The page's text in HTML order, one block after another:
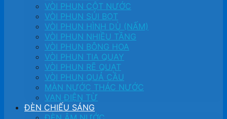
VÒI PHUN CỘT NƯỚC
VÒI PHUN SỦI BỌT
VÒI PHUN HÌNH DÙ (NẤM)
VÒI PHUN NHIỀU TẦNG
VÒI PHUN BÔNG HOA
VÒI PHUN TIA QUAY
VÒI PHUN RẼ QUẠT
VÒI PHUN QUẢ CẦU
MÀN NƯỚC THÁC NƯỚC
VAN ĐIỆN TỪ
ĐÈN CHIẾU SÁNG